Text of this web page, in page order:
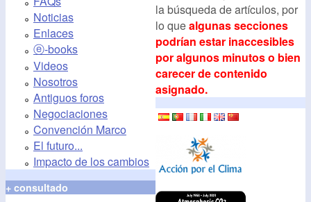
Noticias
Enlaces
ⓔ-books
Videos
Nosotros
Antiguos foros
Negociaciones
Convención Marco
El futuro...
Impacto de los cambios
+ consultado
la búsqueda de artículos, por
lo quealgunas secciones
podrían estar inaccesibles
por algunos minutos o bien
carecer de contenido
asignado.